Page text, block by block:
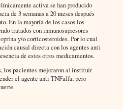
activa se han producido
de 3 semanas a 20 meses después
En la mayoría de los casos los
tratados con inmunosupresores
y/o corticosteroides. Por lo cual
causal directa con los agentes anti
de estos otros medicamentos.
los pacientes mejoraron al instituir
el agente anti TNFalfa, pero